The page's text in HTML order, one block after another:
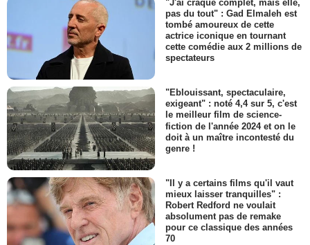
"J'ai craqué complet, mais elle,
pas du tout" : Gad Elmaleh est
tombé amoureux de cette
actrice iconique en tournant
cette comédie aux 2 millions de
spectateurs
"Eblouissant, spectaculaire,
exigeant" : noté 4,4 sur 5, c'est
le meilleur film de science-
fiction de l'année 2024 et on le
doit à un maître incontesté du
genre !
"Il y a certains films qu'il vaut
mieux laisser tranquilles" :
Robert Redford ne voulait
absolument pas de remake
pour ce classique des années
70